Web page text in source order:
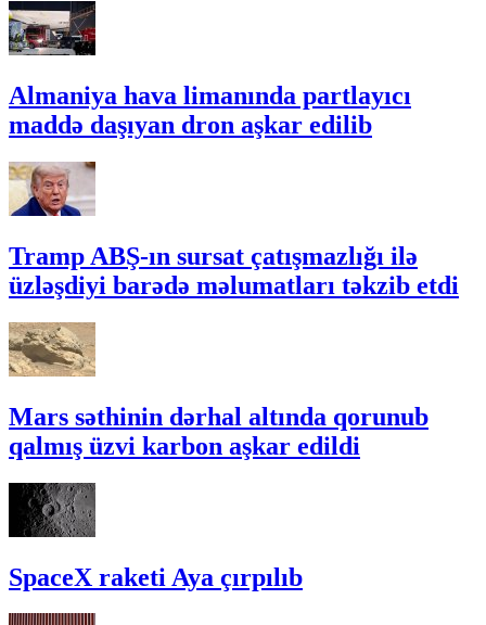
Almaniya hava limanında partlayıcı
maddə daşıyan dron aşkar edilib
Tramp ABŞ-ın sursat çatışmazlığı ilə
üzləşdiyi barədə məlumatları təkzib etdi
Mars səthinin dərhal altında qorunub
qalmış üzvi karbon aşkar edildi
SpaceX raketi Aya çırpılıb